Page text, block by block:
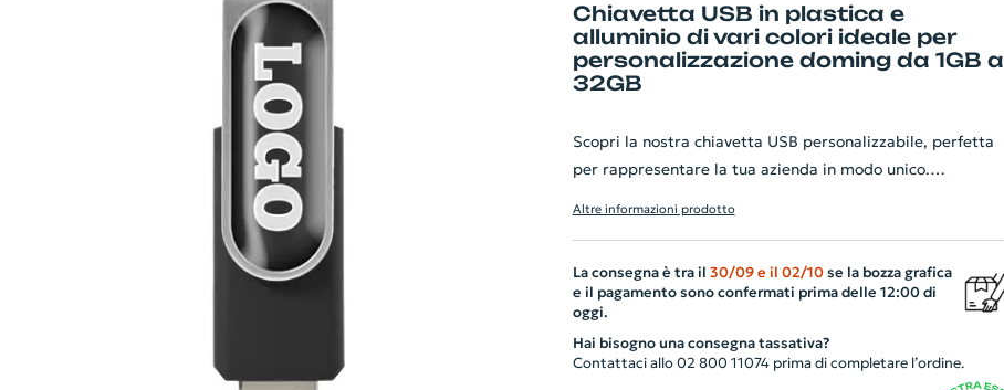
Chiavetta USB in plastica e
alluminio di vari colori ideale per
personalizzazione doming da 1GB a
32GB
Scopri la nostra chiavetta USB personalizzabile, perfetta
per rappresentare la tua azienda in modo unico.
un'innovativa tecnica di doming, che conferisce al tuo logo
un affascinante effetto 3D. Con una capacità da 1GB a
32GB, offre ampio spazio per conservare i tuoi file
importanti. L'elegante meccanismo girevole fornisce un
Altre informazioni prodotto
La consegna è tra il 30/09 e il 02/10se la bozza grafica
e il pagamento sono confermati prima delle 12:00 di
oggi.
Hai bisogno una consegna tassativa?
Contattaci allo 02 800 11074 prima di completare l’ordine.